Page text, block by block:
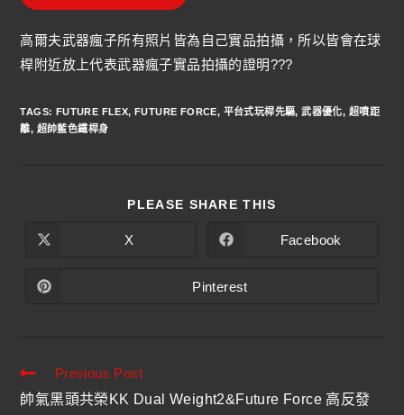
高爾夫武器瘋子所有照片皆為自己實品拍攝，所以皆會在球
桿附近放上代表武器瘋子實品拍攝的證明???
TAGS: FUTURE FLEX, FUTURE FORCE, 平台式玩桿先驅, 武器優化, 超噴距
離, 超帥藍色鐵桿身
PLEASE SHARE THIS
X Facebook
Pinterest
Previous Post
帥氣黑頭共榮KK Dual Weight2&Future Force 高反發